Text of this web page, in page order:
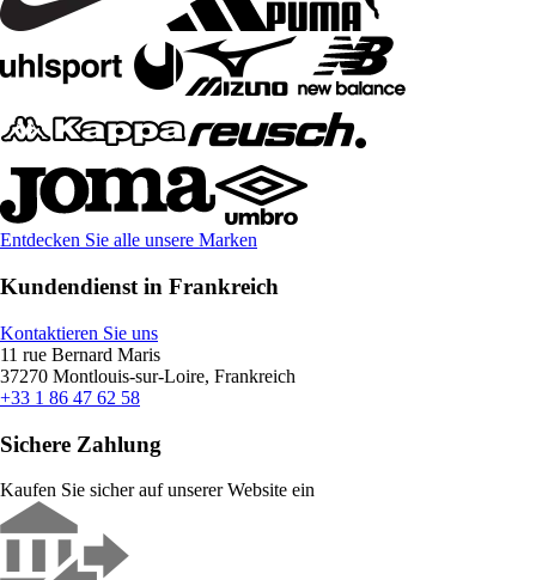
Entdecken Sie alle unsere Marken
Kundendienst in Frankreich
Kontaktieren Sie uns
11 rue Bernard Maris
37270 Montlouis-sur-Loire, Frankreich
+33 1 86 47 62 58
Sichere Zahlung
Kaufen Sie sicher auf unserer Website ein